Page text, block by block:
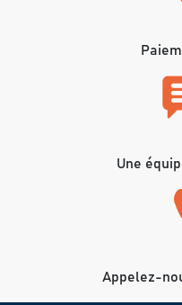
Une
Appelez-